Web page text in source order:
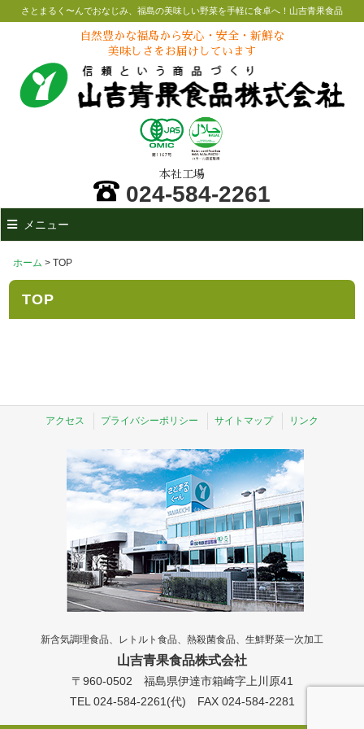
さとまるく〜んでおなじみ、福島の美味しい野菜を手軽に食卓へ！山吉青果食品
自然豊かな福島から安心・安全・新鮮な
美味しさをお届けしています
本社工場
024-584-2261
メニュー
ホーム > TOP
TOP
アクセス プライバシーポリシー サイトマップ リンク
新含気調理食品、レトルト食品、熱殺菌食品、生鮮野菜一次加工
山吉青果食品株式会社
〒960-0502 福島県伊達市箱崎字上川原41
TEL 024-584-2261(代) FAX 024-584-2281